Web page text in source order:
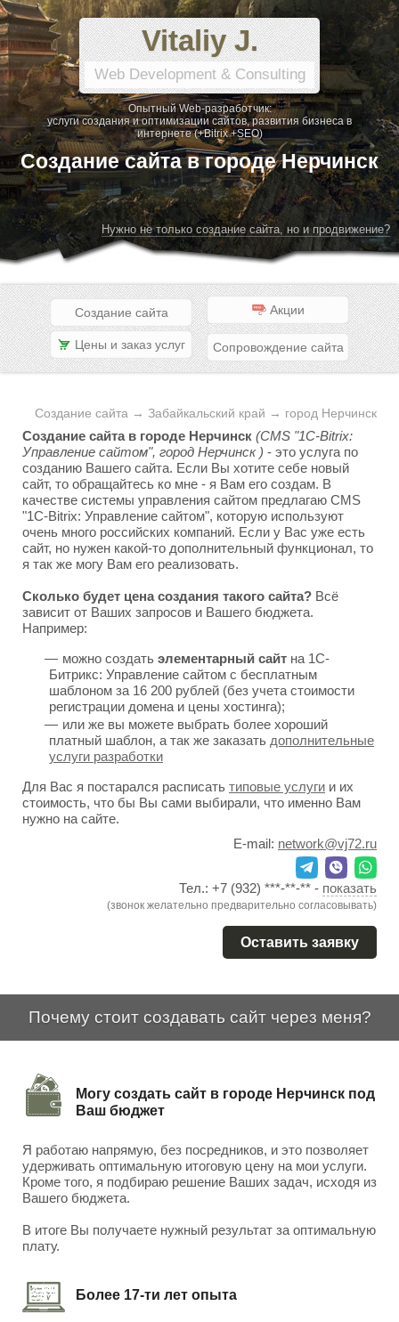
Vitaliy J.
Web Development & Consulting
Опытный Web-разработчик:
услуги создания и оптимизации сайтов, развития бизнеса в
интернете (+Bitrix +SEO)
Создание сайта в городе Нерчинск
Нужно не только создание сайта, но и продвижение?
Создание сайта Акции
Цены и заказ услуг Сопровождение сайта
Создание сайта → Забайкальский край → город Нерчинск
Создание сайта в городе Нерчинск (CMS "1C-Bitrix:
Управление сайтом", город Нерчинск ) - это услуга по
созданию Вашего сайта. Если Вы хотите себе новый
сайт, то обращайтесь ко мне - я Вам его создам. В
качестве системы управления сайтом предлагаю CMS
"1C-Bitrix: Управление сайтом", которую используют
очень много российских компаний. Если у Вас уже есть
сайт, но нужен какой-то дополнительный функционал, то
я так же могу Вам его реализовать.
Сколько будет цена создания такого сайта? Всё
зависит от Ваших запросов и Вашего бюджета.
Например:
можно создать элементарный сайт на 1С-
Битрикс: Управление сайтом с бесплатным
шаблоном за 16 200 рублей (без учета стоимости
регистрации домена и цены хостинга);
или же вы можете выбрать более хороший
платный шаблон, а так же заказать дополнительные
услуги разработки
Для Вас я постарался расписать типовые услуги и их
стоимость, что бы Вы сами выбирали, что именно Вам
нужно на сайте.
E-mail: network@vj72.ru
Тел.: +7 (932) ***-**-** - показать
(звонок желательно предварительно согласовывать)
Оставить заявку
Почему стоит создавать сайт через меня?
Могу создать сайт в городе Нерчинск под
Ваш бюджет
Я работаю напрямую, без посредников, и это позволяет
удерживать оптимальную итоговую цену на мои услуги.
Кроме того, я подбираю решение Ваших задач, исходя из
Вашего бюджета.
В итоге Вы получаете нужный результат за оптимальную
плату.
Более 17-ти лет опыта